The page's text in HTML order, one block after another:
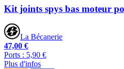
Kit joints spys bas moteur
La Bécanerie
47,00 €
Ports : 5,90 €
Plus d'infos